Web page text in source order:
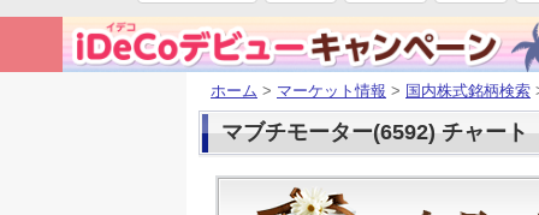
ホーム > マーケット情報 > 国内株式銘柄検索
マブチモーター(6592) チャート